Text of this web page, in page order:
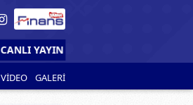
CANLI YAYIN
VİDEO GALERİ